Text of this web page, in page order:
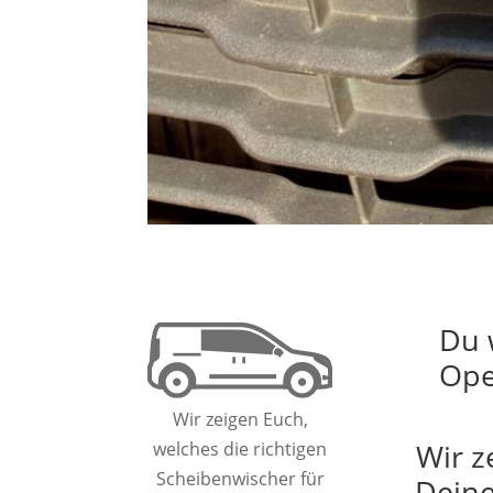
Wir zeigen Euch,
welches die richtigen
Scheibenwischer für
Du
Wir